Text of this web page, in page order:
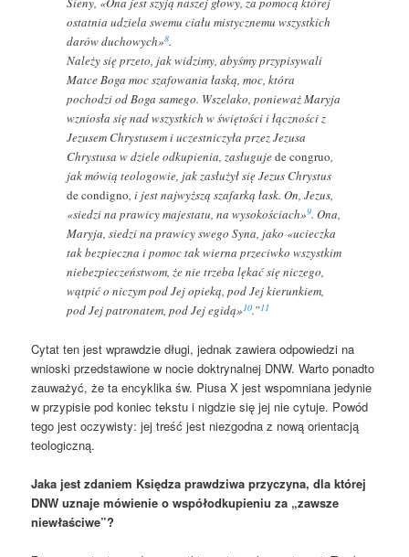
ostatnia udziela swemu ciału mistycznemu wszystkich
darów duchowych»8.
Należy się przeto, jak widzimy, abyśmy przypisywali
Matce Boga moc szafowania łaską, moc, która
pochodzi od Boga samego. Wszelako, ponieważ Maryja
wzniosła się nad wszystkich w świętości i łączności z
Jezusem Chrystusem i uczestniczyła przez Jezusa
Chrystusa w dziele odkupienia, zasługujede congruo,
jak mówią teologowie, jak zasłużył się Jezus Chrystus
de condigno, i jest najwyższą szafarką łask. On, Jezus,
«siedzi na prawicy majestatu, na wysokościach»9. Ona,
Maryja, siedzi na prawicy swego Syna, jako «ucieczka
tak bezpieczna i pomoc tak wierna przeciwko wszystkim
niebezpieczeństwom, że nie trzeba lękać się niczego,
wątpić o niczym pod Jej opieką, pod Jej kierunkiem,
pod Jej patronatem, pod Jej egidą»10.”11
Cytat ten jest wprawdzie długi, jednak zawiera odpowiedzi na
wnioski przedstawione w nocie doktrynalnej DNW. Warto ponadto
zauważyć, że ta encyklika św. Piusa X jest wspomniana jedynie
w przypisie pod koniec tekstu i nigdzie się jej nie cytuje. Powód
tego jest oczywisty: jej treść jest niezgodna z nową orientacją
teologiczną.
Jaka jest zdaniem Księdza prawdziwa przyczyna, dla której
DNW uznaje mówienie o współodkupieniu za „zawsze
niewłaściwe”?